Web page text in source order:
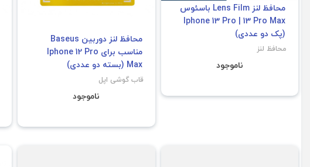
محافظ لنز Lens Film باسئوس
Iphone 13 Pro | 13 Pro Max
(پک دو عددی)
محافظ لنز
ناموجود
محافظ لنز دوربین Baseus
مناسب برای Iphone 12 Pro
Max (بسته دو عددی)
قاب گوشی اپل
ناموجود